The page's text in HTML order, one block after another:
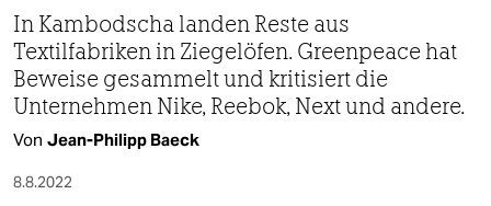
In Kambodscha landen Reste aus
Textilfabriken in Ziegelöfen. Greenpeace hat
Beweise gesammelt und kritisiert die
Unternehmen Nike, Reebok, Next und andere.
Von Jean-Philipp Baeck
8.8.2022